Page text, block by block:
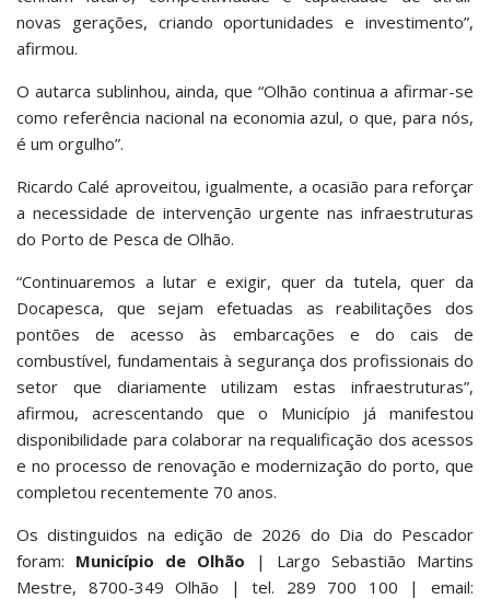
novas gerações, criando oportunidades e investimento”,
afirmou.
O autarca sublinhou, ainda, que “Olhão continua a afirmar-se
como referência nacional na economia azul, o que, para nós,
é um orgulho”.
Ricardo Calé aproveitou, igualmente, a ocasião para reforçar
a necessidade de intervenção urgente nas infraestruturas
do Porto de Pesca de Olhão.
“Continuaremos a lutar e exigir, quer da tutela, quer da
Docapesca, que sejam efetuadas as reabilitações dos
pontões de acesso às embarcações e do cais de
combustível, fundamentais à segurança dos profissionais do
setor que diariamente utilizam estas infraestruturas”,
afirmou, acrescentando que o Município já manifestou
disponibilidade para colaborar na requalificação dos acessos
e no processo de renovação e modernização do porto, que
completou recentemente 70 anos.
Os distinguidos na edição de 2026 do Dia do Pescador
foram: Município de Olhão
| Largo Sebastião Martins
Mestre, 8700-349 Olhão | tel. 289 700 100 | email: